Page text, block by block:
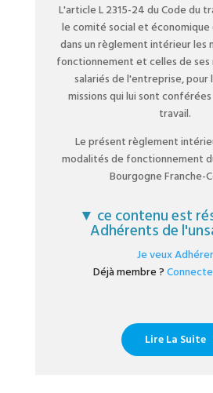
L'article L 2315-24 du Code du
le comité social et économique
dans un règlement intérieur les
fonctionnement et celles de
salariés de l'entreprise, pour
missions qui lui sont
travail.
Le présent règlement
modalités de fonctionnement
Bourgogne Franche-
▼ ce contenu est
Adhérents de
Je veux Adhérer
Déjà membre ?
Lire La Suite